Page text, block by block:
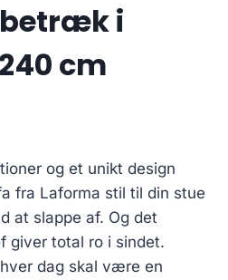
i
cm
og et unikt design
fra Laforma stil til din stue
at slappe af. Og det
giver total ro i sindet.
dag skal være en